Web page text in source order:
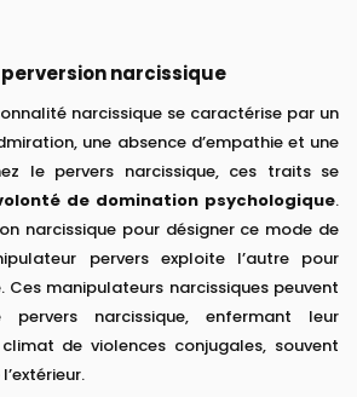
narcissique
narcissique se caractérise par un
une absence d’empathie et une
le pervers narcissique, ces traits se
de domination psychologique.
narcissique pour désigner ce mode de
pervers exploite l’autre pour
Ces manipulateurs narcissiques peuvent
narcissique, enfermant leur
de violences conjugales, souvent